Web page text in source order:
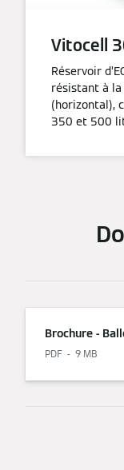
Vitocell
Réservoir
résistant à la
(horizontal),
350 et 500
Brochure -
PDF 9 MB